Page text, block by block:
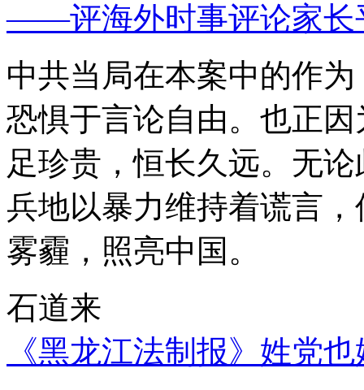
——评海外时事评论家长
中共当局在本案中的作
恐惧于言论自由。也正
足珍贵，恒长久远。无
兵地以暴力维持着谎言
雾霾，照亮中国。
石道来
《黑龙江法制报》姓党